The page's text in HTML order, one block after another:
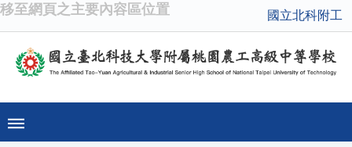
移至網頁之主要內容區位置 國立北科附工